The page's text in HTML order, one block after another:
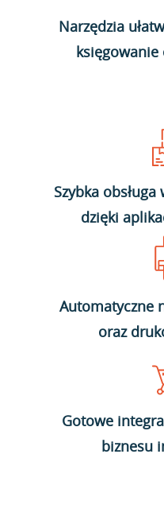
Narzędzia
Szybka obsługa
dzięki
Automatyczne
oraz
Gotowe
biznesu